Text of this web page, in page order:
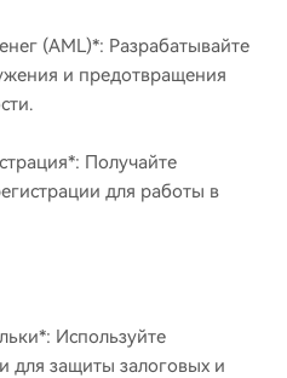
(AML)*: Разрабатывайте
и предотвращения
Получайте
для работы в
Используйте
для защиты залоговых и